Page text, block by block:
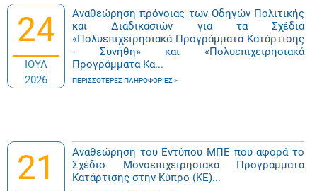
24
ΙΟΥΛ
2026
Αναθεώρηση πρόνοιας των Οδηγών Πολιτικής
και Διαδικασιών για τα Σχέδια
«Πολυεπιχειρησιακά Προγράμματα Κατάρτισης
- Συνήθη» και «Πολυεπιχειρησιακά
Προγράμματα Κα...
ΠΕΡΙΣΣΌΤΕΡΕΣ ΠΛΗΡΟΦΟΡΊΕΣ
21
Αναθεώρηση του Εντύπου ΜΠΕ που αφορά το
Σχέδιο Μονοεπιχειρησιακά Προγράμματα
Κατάρτισης στην Κύπρο (ΚΕ)...